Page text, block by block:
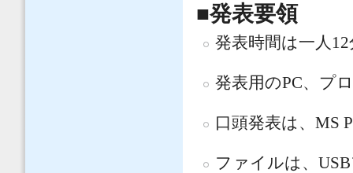
■発表要領
発表時間は一人
発表用のPC、プ
口頭発表は、MS
ファイルは、